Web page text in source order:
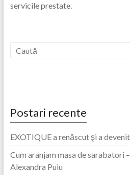
servicile prestate.
Postari recente
EXOTIQUE a renăscut şi a
Cum aranjam masa de sarabatori
Alexandra Puiu